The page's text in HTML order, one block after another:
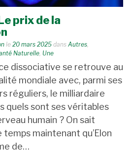
prix de la
le 20 mars 2025 dans Autres
Naturelle Une
dissociative se retrouve au
mondiale avec, parmi ses
réguliers, le milliardaire
quels sont ses véritables
humain ? On sait
temps maintenant qu’Elon
de…